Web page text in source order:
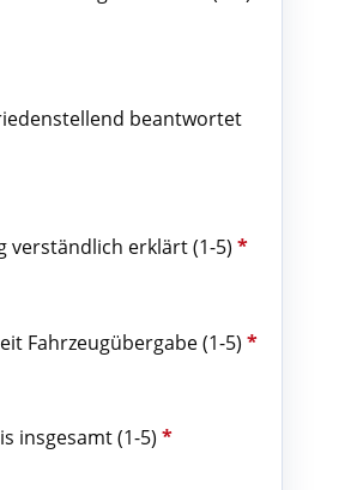
beantwortet
verständlich erklärt (1-5) *
Fahrzeugübergabe (1-5) *
insgesamt (1-5) *